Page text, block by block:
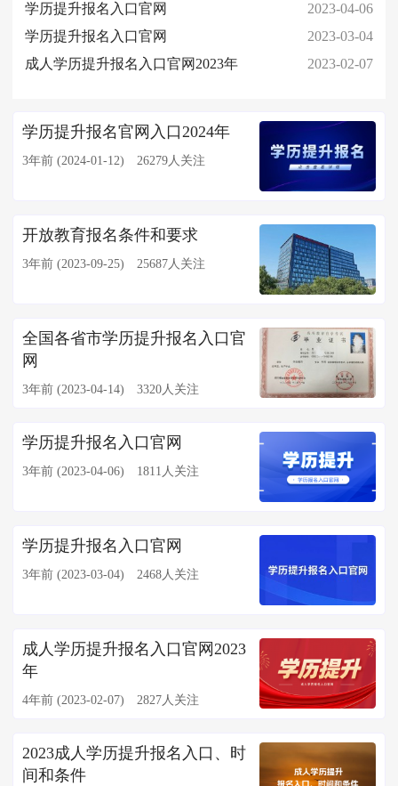
学历提升报名入口官网
2023-04-06
学历提升报名入口官网
2023-03-04
成人学历提升报名入口官网2023年
2023-02-07
学历提升报名官网入口2024年
3年前 (2024-01-12) 26279人关注
开放教育报名条件和要求
3年前 (2023-09-25) 25687人关注
全国各省市学历提升报名入口官
网
3年前 (2023-04-14) 3320人关注
学历提升报名入口官网
3年前 (2023-04-06) 1811人关注
学历提升报名入口官网
3年前 (2023-03-04) 2468人关注
成人学历提升报名入口官网2023
年
4年前 (2023-02-07) 2827人关注
2023成人学历提升报名入口、时
间和条件